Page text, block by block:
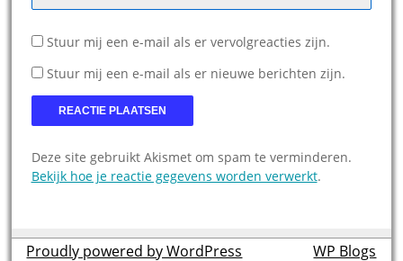
Stuur mij een e-mail als er vervolgreacties zijn.
Stuur mij een e-mail als er nieuwe berichten zijn.
Deze site gebruikt Akismet om spam te verminderen.
Bekijk hoe je reactie gegevens worden verwerkt.
Proudly powered by WordPress theme byWP Blogs